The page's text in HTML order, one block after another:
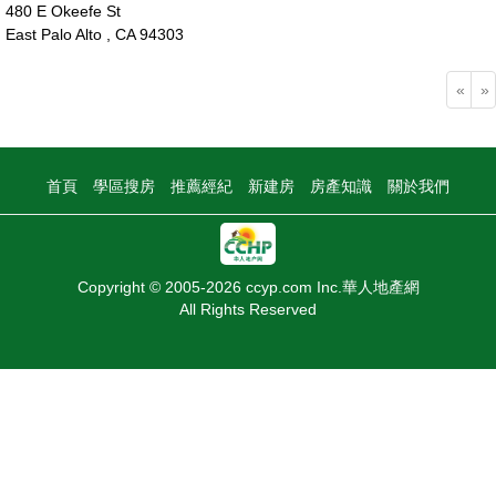
480 E Okeefe St
East Palo Alto , CA 94303
« »
首頁 學區搜房 推薦經紀 新建房 房產知識 關於我們
Copyright © 2005-2026 ccyp.com Inc.華人地產網
All Rights Reserved